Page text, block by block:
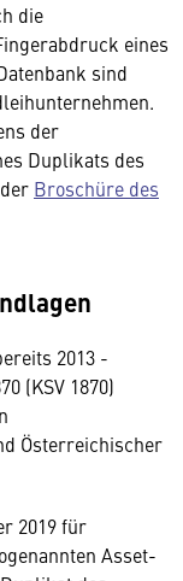
die
eines
sind
der
Duplikats des
Broschüre des
2013 -
(KSV 1870)
Österreichischer
2019 für
Asset-